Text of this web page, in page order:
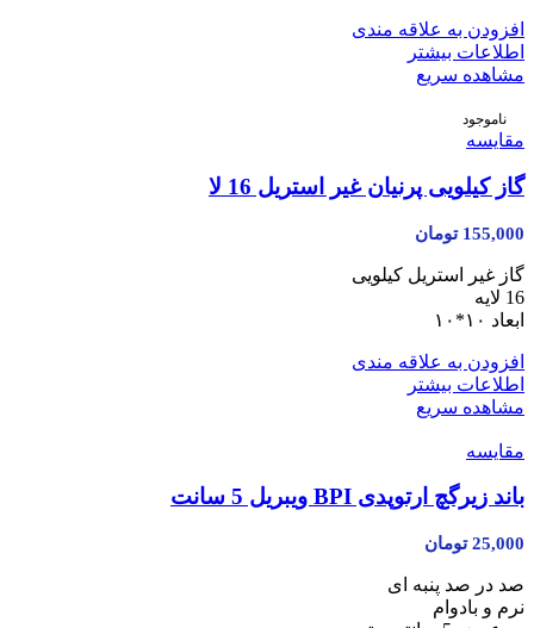
افزودن به علاقه مندی
اطلاعات بیشتر
مشاهده سریع
ناموجود
مقایسه
گاز کیلویی پرنیان غیر استریل 16 لا
155,000 تومان
گاز غیر استریل کیلویی
16 لایه
ابعاد ۱۰*۱۰
افزودن به علاقه مندی
اطلاعات بیشتر
مشاهده سریع
مقایسه
باند زیر‌گچ ارتوپدی BPI ویبریل 5 سانت
25,000 تومان
صد در صد پنبه ای
نرم و بادوام